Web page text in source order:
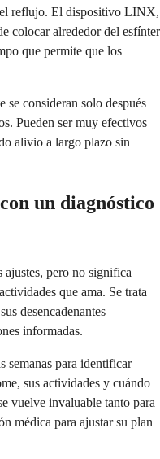
reflujo. El dispositivo LINX,
colocar alrededor del esfínter
que permite que los
se consideran solo después
Pueden ser muy efectivos
alivio a largo plazo sin
un diagnóstico
pero no significa
que ama. Se trata
desencadenantes
informadas.
semanas para identificar
sus actividades y cuándo
vuelve invaluable tanto para
médica para ajustar su plan